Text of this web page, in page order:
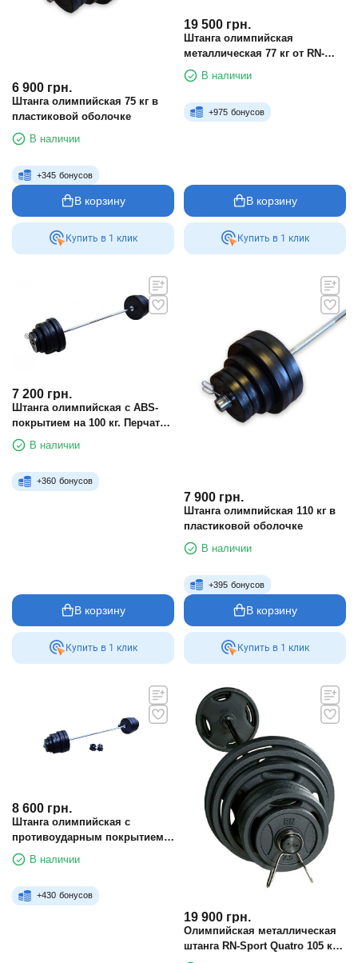
6 900 грн.
Штанга олимпийская 75 кг в
пластиковой оболочке
В наличии
+345 бонусов
В корзину
Купить в 1 клик
19 500 грн.
Штанга олимпийская
металлическая 77 кг от RN-
Sport
В наличии
+975 бонусов
В корзину
Купить в 1 клик
7 200 грн.
Штанга олимпийская с ABS-
покрытием на 100 кг. Перчатки
в подарок!
В наличии
+360 бонусов
В корзину
Купить в 1 клик
7 900 грн.
Штанга олимпийская 110 кг в
пластиковой оболочке
В наличии
+395 бонусов
В корзину
Купить в 1 клик
8 600 грн.
Штанга олимпийская с
противоударным покрытием
на 120 кг
В наличии
+430 бонусов
19 900 грн.
Олимпийская металлическая
штанга RN-Sport Quatro 105 кг